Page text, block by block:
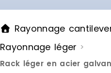
Rayonnage
Rayonnage léger >
Rack léger en acier